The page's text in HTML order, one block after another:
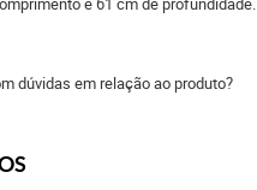
dúvidas em relação ao produto?